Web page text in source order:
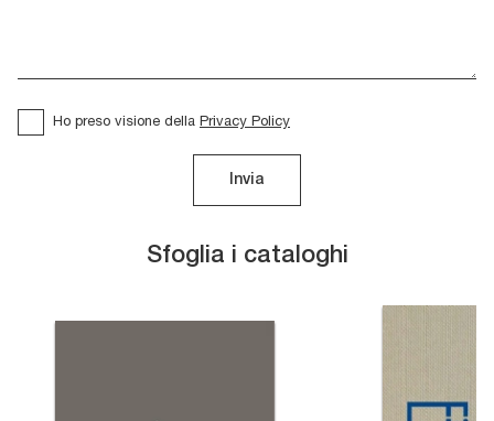
Sfoglia i cataloghi
Ho preso visione della Privacy Policy
Invia